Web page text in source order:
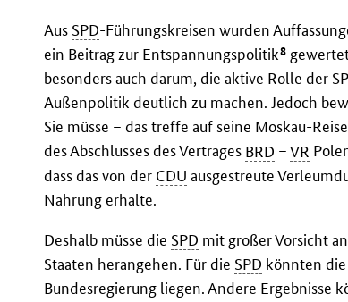
Aus SPD-Führungskreisen wurden
ein Beitrag zur Entspannungspolitik8
besonders auch darum, die aktive Rolle der
Außenpolitik deutlich zu machen. Jedoch
Sie müsse – das treffe auf seine Moskau-Reise
des Abschlusses des Vertrages BRD –VR
dass das von der CDU ausgestreute
Nahrung erhalte.
Deshalb müsse die SPD mit großer Vorsicht
Staaten herangehen. Für die SPD könnten
Bundesregierung liegen. Andere